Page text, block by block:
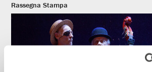
Rassegna Stampa